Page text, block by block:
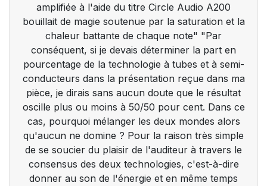
amplifiée à l'aide du titre Circle Audio A200
bouillait de magie soutenue par la saturation et la
chaleur battante de chaque note" "Par
conséquent, si je devais déterminer la part en
pourcentage de la technologie à tubes et à semi-
conducteurs dans la présentation reçue dans ma
pièce, je dirais sans aucun doute que le résultat
oscille plus ou moins à 50/50 pour cent. Dans ce
cas, pourquoi mélanger les deux mondes alors
qu'aucun ne domine ? Pour la raison très simple
de se soucier du plaisir de l'auditeur à travers le
consensus des deux technologies, c'est-à-dire
donner au son de l'énergie et en même temps